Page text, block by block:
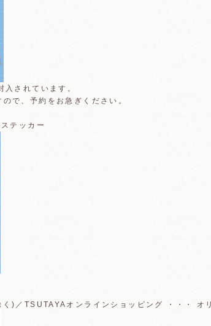
されています。
で、予約をお急ぎください。
テッカー
)／TSUTAYAオンラインショッピング ・・・